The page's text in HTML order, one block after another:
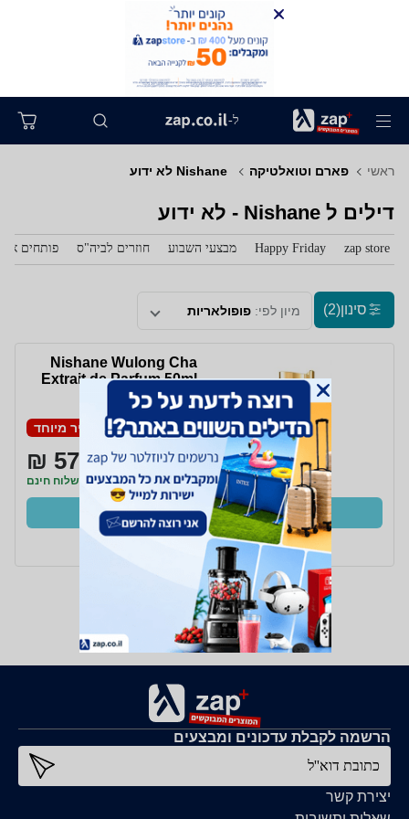
ל-
ראשי פארם וטואלטיקה
דילים ל‏ Nishane - לא ידוע
zap store
Happy Friday מבצעי השבוע חוזרים לביה"ס פותחים את
סינון(2) מיון לפי: פופולאריות
Nishane Wulong Cha
Extrait de Parfum 50ml
מחיר מיוחד
575 ₪
משלוח חינם
קנו עכשיו
ב- Zap
יצירת קשר
הרשמה לקבלת עדכונים ומבצעים
כתובת דוא''ל